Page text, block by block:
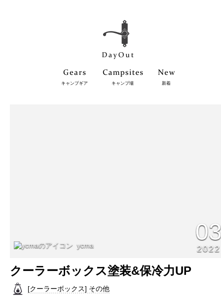
キャンプギア キャンプ場 新着
ycma 2022
クーラーボックス塗装&保冷力UP
[クーラーボックス] その他